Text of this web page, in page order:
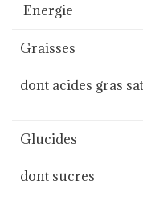
Energie
Graisses
dont acides gras
Glucides
dont sucres